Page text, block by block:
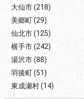
大仙市(218)
美郷町(29)
仙北市(125)
横手市(242)
湯沢市(88)
羽後町(51)
東成瀬村(14)